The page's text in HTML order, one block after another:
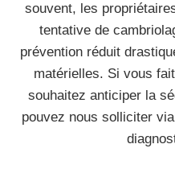
souvent, les
tentative de
prévention réduit
matérielles. Si vous
souhaitez anticiper la
pouvez nous solliciter